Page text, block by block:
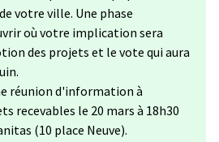
votre ville. Une phase
où votre implication sera
des projets et le vote qui aura
réunion d'information à
recevables le 20 mars à 18h30
(10 place Neuve).